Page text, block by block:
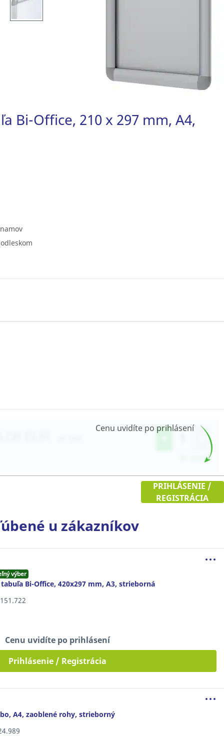
Bi-Office, 210 x 297 mm, A4,
Cenu uvidíte po prihlásení
PRIHLÁSENIE /
REGISTRÁCIA
u zákazníkov
výber
Bi-Office, 420x297 mm, A3, strieborná
Cenu uvidíte po prihlásení
Prihlásenie / Registrácia
A4, zaoblené rohy, strieborný